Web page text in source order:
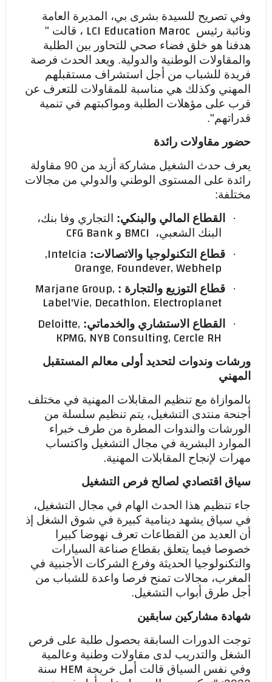
وفي تصريح للسيدة بشرى بي، المديرة العامة
ونائبة رئيس LCI Education Maroc ، قالت "
هدفنا هو خلق فضاء صحي للتحاور بين الطلبة
والمقاولات الوطنية والدولية. ويعد الحدث فرصة
فريدة للشباب من أجل استشراف مستقبلهم
المهني وكذلك هي مناسبة للمقاولات للتعرف عن
قرب على مؤهلات الطلبة ومواكبتهم في تنمية
قدراتهم".
حضور مقاولات رائدة
يعرف حدث الشغيل مشاركة أزيد من 90 مقاولة
رائدة على المستوى الوطني والدولي من مجالات
مختلفة:
·
القطاع المالي والبنكي: التجاري وفا بنك،
البنك الشعبي،
BMCI و CFG Bank
· قطاع التكنولوجيا والاتصالات: Intelcia
,
Orange, Foundever, Webhelp
· قطاع التوزيع والتجارة : Marjane Group,
Label'Vie, Decathlon, Electroplanet
· القطاع الاستشاري والخدماتي: Deloitte,
KPMG, NYB Consulting, Cercle RH
ورشات وندوات لتحديد أولى معالم المستقبل
المهني
بالموازاة مع تنظيم المقابلات المهنية في مختلف
أجنحة منتدى التشغيل، يتم تنظيم سلسلة من
الورشات والندوات المطرة من طرف خبراء
الموارد البشرية في مجال التشغيل واكتساب
مهرات لإنجاح المقابلات المهنية.
سياق اقتصادي لصالح فرص التشغيل
جاء تنظيم هذا الحدث الهام في مجال التشغيل،
في سياق يشهد دينامية كبيرة في شوق الشغل إذ
أن العديد من القطاعات تعرف نهوضا كبيرا
خصوصا فيما يتعلق بقطاع صناعة السيارات
والتكنولوجيا الحديثة وفرع الشركات الأجنبية في
المغرب، مجالات تمنح فرصا واعدة للشباب من
أجل طرق أبواب التشغيل.
شهادة مشاركين سابقين
توجت الدورات السابقة بحصول طلبة على فرص
الشغل والتدريب لدى مقاولات وطنية وعالمية
وفي نفس السياق قالت أمل خريجة HEM سنة